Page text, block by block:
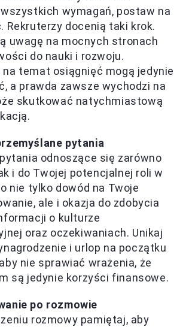
wszystkich wymagań, postaw na
Rekruterzy docenią taki krok.
uwagę na mocnych stronach
do nauki i rozwoju.
na temat osiągnięć mogą jedynie
a prawda zawsze wychodzi na
skutkować natychmiastową
pytania
odnoszące się zarówno
i do Twojej potencjalnej roli w
nie tylko dowód na Twoje
ale i okazja do zdobycia
o kulturze
oraz oczekiwaniach. Unikaj
i urlop na początku
nie sprawiać wrażenia, że
są jedynie korzyści finansowe.
po rozmowie
rozmowy pamiętaj, aby